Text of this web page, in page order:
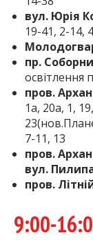
вул. Юрія
19-41, 2-14,
пр.
освітлення
пров.
1а, 20а, 1,
7-11, 13
пров.
вул.
пров.
9:00-